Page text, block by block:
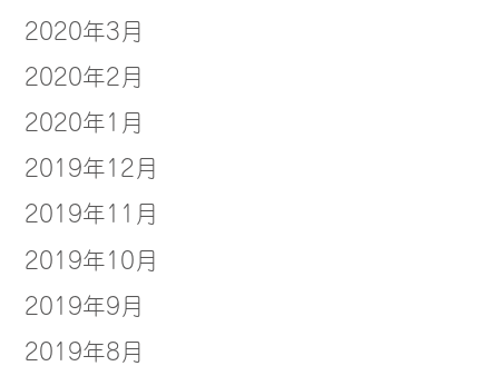
2020年3月
2020年2月
2020年1月
2019年12月
2019年11月
2019年10月
2019年9月
2019年8月